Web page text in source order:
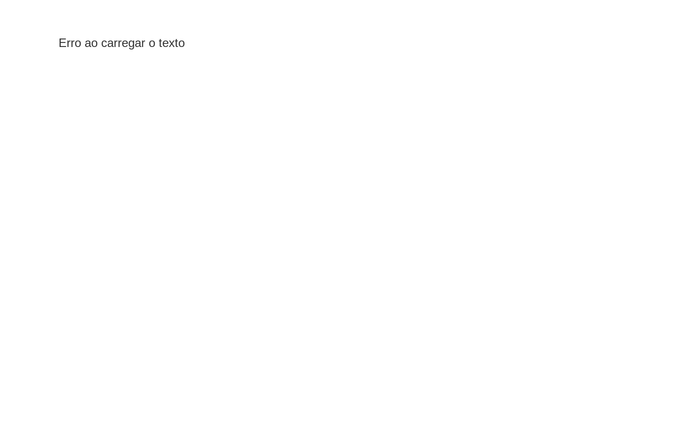
Erro ao carregar o texto